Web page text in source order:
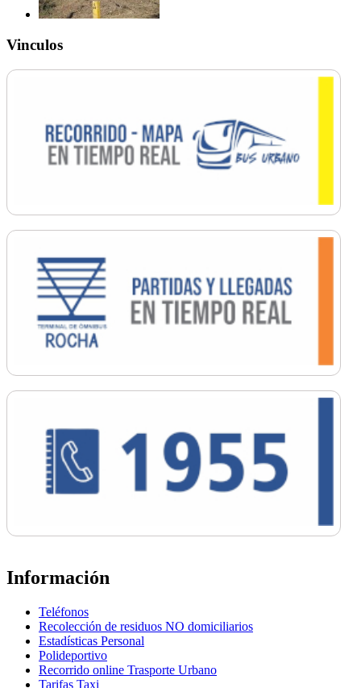
Vinculos
Información
Teléfonos
Recolección de residuos NO domiciliarios
Estadísticas Personal
Polideportivo
Recorrido online Trasporte Urbano
Tarifas Taxi